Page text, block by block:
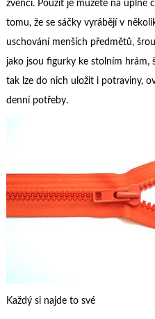
zvenčí. Použít je můžete na úplně
tomu, že se sáčky vyrábějí v
uschování menších předmětů,
jako jsou figurky ke stolním hrám,
tak lze do nich uložit i potraviny,
denní potřeby.
Každý si najde to své